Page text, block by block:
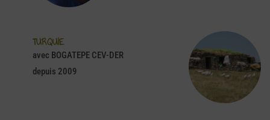
TURQUIE
avec BOGATEPE CEV-DER
depuis 2009